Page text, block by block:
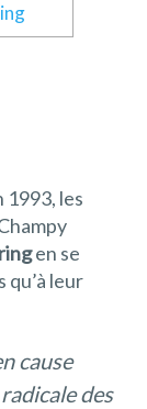
1993, les
en se
qu’à leur
cause
des